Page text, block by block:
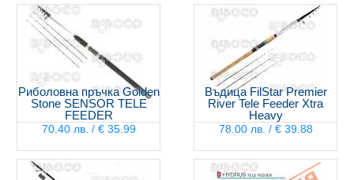
Риболовна пръчка Golden
Stone SENSOR TELE
FEEDER
70.40 лв. / € 35.99
Въдица FilStar Premier
River Tele Feeder Xtra
Heavy
78.00 лв. / € 39.88